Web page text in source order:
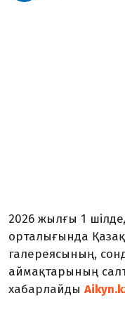
2026 жылғы 1
орталығында
галереясының,
аймақтарының
хабарлайды